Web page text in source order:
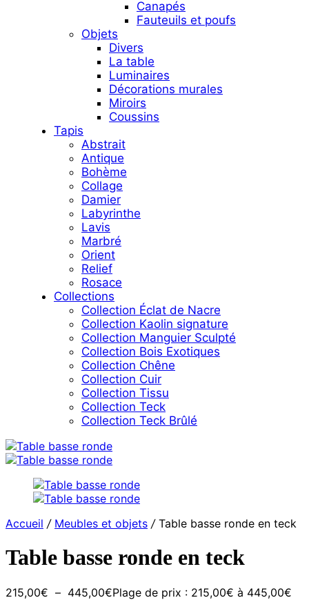
Canapés
Fauteuils et poufs
Objets
Divers
La table
Luminaires
Décorations murales
Miroirs
Coussins
Tapis
Abstrait
Antique
Bohème
Collage
Damier
Labyrinthe
Lavis
Marbré
Orient
Relief
Rosace
Collections
Collection Éclat de Nacre
Collection Kaolin signature
Collection Manguier Sculpté
Collection Bois Exotiques
Collection Chêne
Collection Cuir
Collection Tissu
Collection Teck
Collection Teck Brûlé
Accueil / Meubles et objets /Table basse ronde en teck
Table basse ronde en teck
215,00€ – 445,00€Plage de prix : 215,00€ à 445,00€